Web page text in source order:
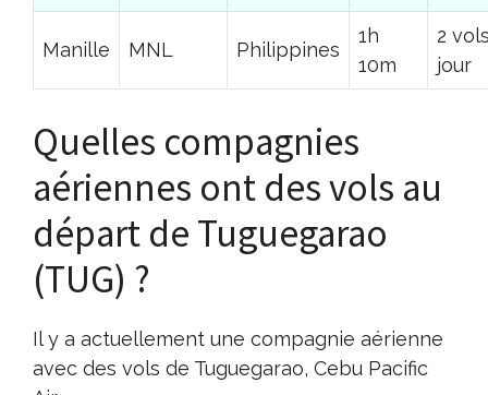
Manille MNL Philippines
1h
10m
2
jour
Quelles compagnies
aériennes ont des vols au
départ de Tuguegarao
(TUG) ?
Il y a actuellement une compagnie aérienne
avec des vols de Tuguegarao, Cebu Pacific